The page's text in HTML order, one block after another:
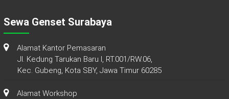
Sewa Genset Surabaya
Alamat Kantor Pemasaran
Jl. Kedung Tarukan Baru I, RT.001/RW.06,
Kec. Gubeng, Kota SBY, Jawa Timur 60285
Alamat Workshop